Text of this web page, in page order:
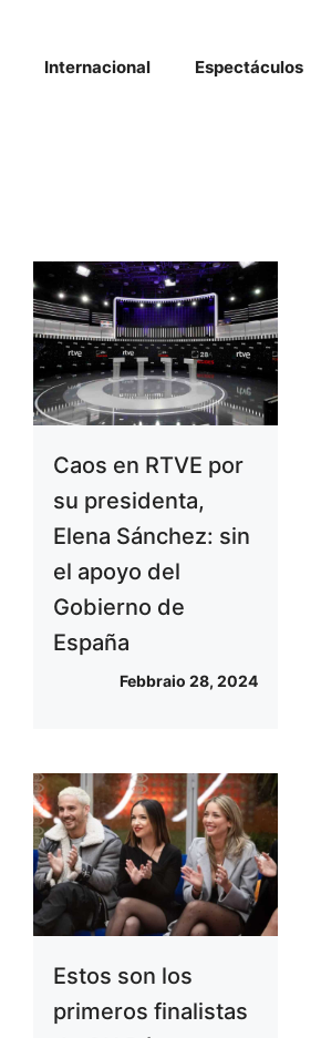
Internacional Espectáculos
Caos en RTVE por
su presidenta,
Elena Sánchez: sin
el apoyo del
Gobierno de
España
Febbraio 28, 2024
Estos son los
primeros finalistas